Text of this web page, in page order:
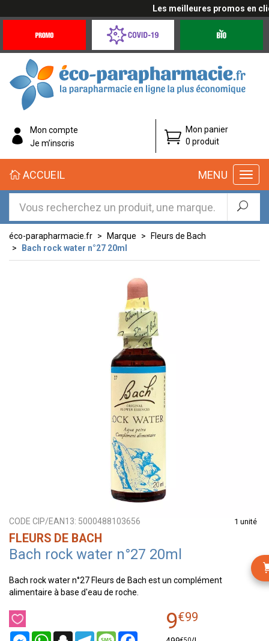
Les meilleures promos en
Offres
Coronavirus
éco-
parapharmacie.fr
éco-
parapharmacie.fr
Mon compte
Je m’inscris
Mon panier
0 produit
MENU
ACCUEIL
éco-parapharmacie.fr Marque
Fleurs de Bach
Bach rock water n°27 20ml
CODE CIP/EAN13: 5000488103656 1 unité
FLEURS DE BACH
Bach rock water n°27 20ml
Bach rock water n°27 Fleurs de Bach est un complément
alimentaire à base d'eau de roche.
MessengerWhatsAppSnapchatTelegramMessageFacebook
9€99